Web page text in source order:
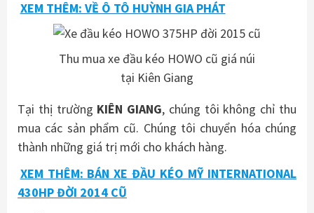
XEM THÊM: VỀ Ô TÔ HUỲNH GIA PHÁT
Thu mua xe đầu kéo HOWO cũ giá núi
tại Kiên Giang
Tại thị trường KIÊN GIANG, chúng tôi không chỉ thu
mua các sản phẩm cũ. Chúng tôi chuyển hóa chúng
thành những giá trị mới cho khách hàng.
XEM THÊM: BÁN XE ĐẦU KÉO MỸ INTERNATIONAL
430HP ĐỜI 2014 CŨ